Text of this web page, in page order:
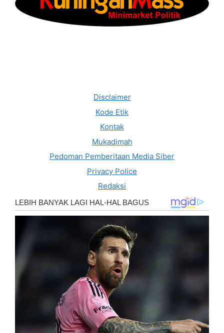
Disclaimer
Kode Etik
Kontak
Mukadimah
Pedoman Pemberitaan Media Siber
Privacy Police
Redaksi